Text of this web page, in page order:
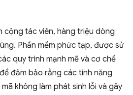
cộng tác viên, hàng triệu dòng
Phần mềm phức tạp, được sử
quy trình mạnh mẽ và cơ chế
đảm bảo rằng các tính năng
không làm phát sinh lỗi và gây